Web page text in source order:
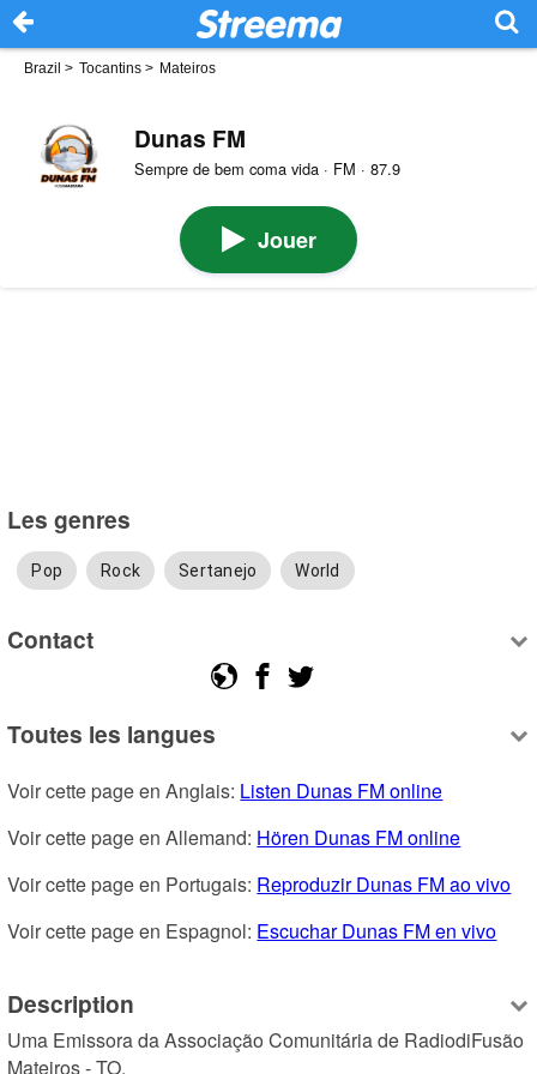
Brazil > Tocantins > Mateiros
Dunas FM
Sempre de bem coma vida · FM · 87.9
Jouer
Les genres
Pop Rock Sertanejo World
Contact
Toutes les langues
Voir cette page en Anglais: Listen Dunas FM online
Voir cette page en Allemand: Hören Dunas FM online
Voir cette page en Portugais: Reproduzir Dunas FM ao vivo
Voir cette page en Espagnol: Escuchar Dunas FM en vivo
Description
Uma Emissora da Associação Comunitária de RadiodiFusão
Mateiros - TO.